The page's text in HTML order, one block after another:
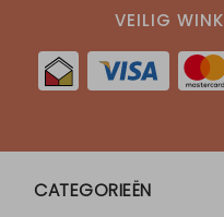
VEILIG
CATEGORIEËN